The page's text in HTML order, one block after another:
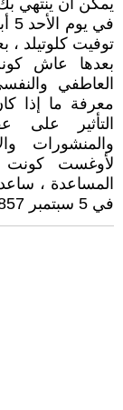
يمكن أن ينتهي بك
توفيت كلوتيلد ،
بعدها عاش
العاطفي
معرفة ما إذا
التأثير على
والمنشورات
لأوغست
المساعدة ،
في 5 سبتمبر 1857 نتيجة لسرطان المعدة.